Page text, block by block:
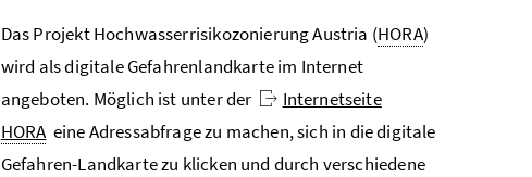
Das Projekt Hochwasserrisikozonierung Austria (HORA)
wird als digitale Gefahrenlandkarte im Internet
angeboten. Möglich ist unter der
Internetseite
HORA eine Adressabfrage zu machen, sich in die digitale
Gefahren-Landkarte zu klicken und durch verschiedene